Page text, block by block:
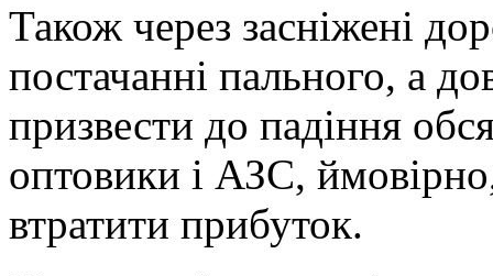
Також через засніжені
постачанні пального, а
призвести до падіння
оптовики і АЗС,
втратити прибуток.